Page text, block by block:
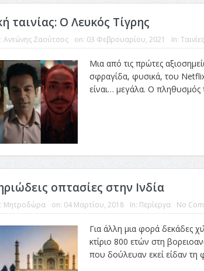
ταινίας: Ο Λευκός Τίγρης
Αντώνης Ζαούτσος on: 03 Φεβρουαρίου, 2021 In: Ταινίες
Μια από τις πρώτες
σφραγίδα, φυσικά, του
είναι… μεγάλα. Ο πληθυσμός
οπτασίες στην Ινδία
Μητροδώρα on: 04 Μαρτίου, 2018 In: Περίεργα No
Για άλλη μια φορά δεκάδες
κτίριο 800 ετών στη
που δούλευαν εκεί είδαν τη